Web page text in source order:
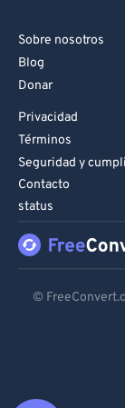
Sobre nosotros
Blog
Donar
Privacidad
Términos
Seguridad y
Contacto
status
©